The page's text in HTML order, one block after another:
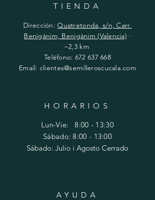
TIENDA
Dirección:Quatretonda, s/n, Carr.
Benigànim, Benigànim (Valencia) ·
~2,3 km
Teléfono: 672 637 668
Email: clientes@semilleroscucala.com
HORARIOS
Lun-Vie: 8:00 - 13:30
Sábado: 8:00 - 13:00
Sábado: Julio i Agosto Cerrado
AYUDA